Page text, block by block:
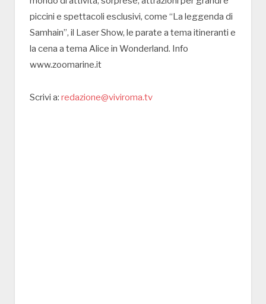
piccini e spettacoli esclusivi, come “La leggenda di
Samhain”, il Laser Show, le parate a tema itineranti e
la cena a tema Alice in Wonderland. Info
www.zoomarine.it
Scrivi a: redazione@viviroma.tv